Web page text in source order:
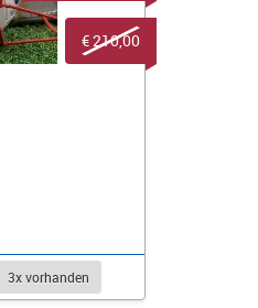
3x vorhanden
€ 210,00